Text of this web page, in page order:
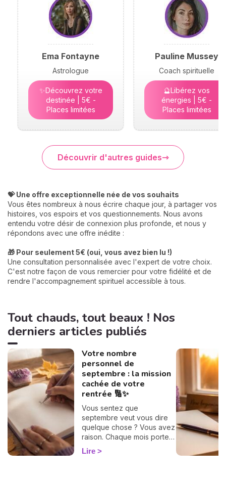
Ema Fontayne
Astrologue
✨Découvrez votre
destinée | 5€ -
Places limitées
Pauline Mussey
Coach spirituelle
🔮Libérez vos
énergies | 5€ -
Places limitées
Découvrir d'autres guides
💝 Une offre exceptionnelle née de vos souhaits
Vous êtes nombreux à nous écrire chaque jour, à partager vos
histoires, vos espoirs et vos questionnements. Nous avons
entendu votre désir de connexion plus profonde, et nous y
répondons avec une offre inédite :
🎁 Pour seulement 5€ (oui, vous avez bien lu !)
Une consultation personnalisée avec l'expert de votre choix.
C'est notre façon de vous remercier pour votre fidélité et de
rendre l'accompagnement spirituel accessible à tous.
Tout chauds, tout beaux ! Nos
derniers articles publiés
Votre nombre
personnel de
septembre : la mission
cachée de votre
rentrée 🔢✨
Vous sentez que
septembre veut vous dire
quelque chose ? Vous avez
raison. Chaque mois porte
une vibration rien que pour
vous, et il suffit d'un petit
Lire